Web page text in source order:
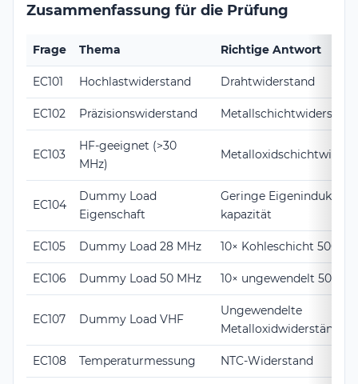
Zusammenfassung für die Prüfung
Frage Thema Richtige Antwort
EC101 Hochlastwiderstand Drahtwiderstand
EC102 Präzisionswiderstand Metallschichtwiderstand
EC103
HF-geeignet (>30
MHz)
EC104
Dummy Load
Eigenschaft
Geringe
kapazität
EC105 Dummy Load 28 MHz 10× Kohleschicht 500Ω
EC106 Dummy Load 50 MHz 10× ungewendelt 500Ω
EC107 Dummy Load VHF
Ungewendelte
Metalloxidwiderstände
EC108 Temperaturmessung NTC-Widerstand